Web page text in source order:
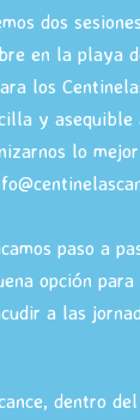
dos
en la playa
los
y
lo
paso a
opción
a las
dentro